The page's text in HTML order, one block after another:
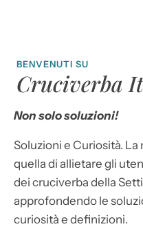
BENVENUTI SU
Cruciverba
Non solo soluzioni!
Soluzioni e Curiosità.
quella di allietare gli
dei cruciverba della
approfondendo le
curiosità e definizioni.